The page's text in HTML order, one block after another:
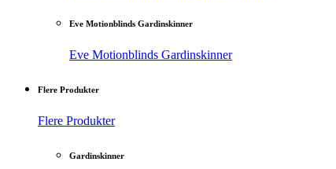
Eve Motionblinds Gardinskinner
Eve Motionblinds Gardinskinner
Flere Produkter
Flere Produkter
Gardinskinner